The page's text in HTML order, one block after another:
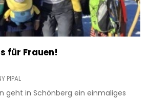
für Frauen!
PIPAL
geht in Schönberg ein einmaliges